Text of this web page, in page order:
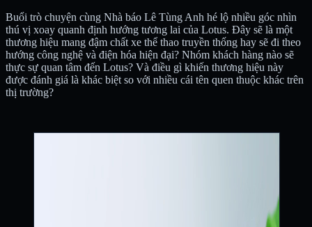
Buổi trò chuyện cùng Nhà báo Lê Tùng Anh hé lộ nhiều góc nhìn
thú vị xoay quanh định hướng tương lai của Lotus. Đây sẽ là một
thương hiệu mang đậm chất xe thể thao truyền thống hay sẽ đi theo
hướng công nghệ và điện hóa hiện đại? Nhóm khách hàng nào sẽ
thực sự quan tâm đến Lotus? Và điều gì khiến thương hiệu này
được đánh giá là khác biệt so với nhiều cái tên quen thuộc khác trên
thị trường?